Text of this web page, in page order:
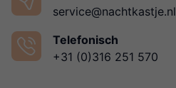
service@nachtkastje.nl
Telefonisch
+31 (0)316 251 570